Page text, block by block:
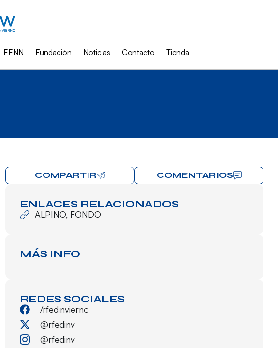
EENN Fundación Noticias Contacto Tienda
COMPARTIR COMENTARIOS
ENLACES RELACIONADOS
ALPINO, FONDO
MÁS INFO
REDES SOCIALES
/rfedinvierno
@rfedinv
@rfedinv